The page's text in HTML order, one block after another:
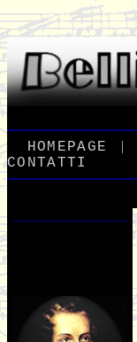
HOMEPAGE |
CONTATTI